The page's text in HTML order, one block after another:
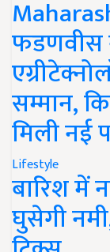
फडणवीस
सम्मान,
मिली नई
Lifestyle
बारिश में
घुसेगी